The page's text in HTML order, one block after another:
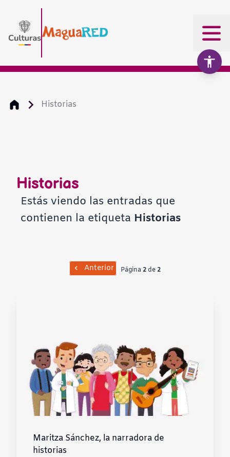
Historias
Historias
Estás viendo las entradas que
contienen la etiqueta Historias
Anterior Página 2 de2
Maritza Sánchez, la narradora de
historias
Alto contraste
Fondo claro
Restablecer